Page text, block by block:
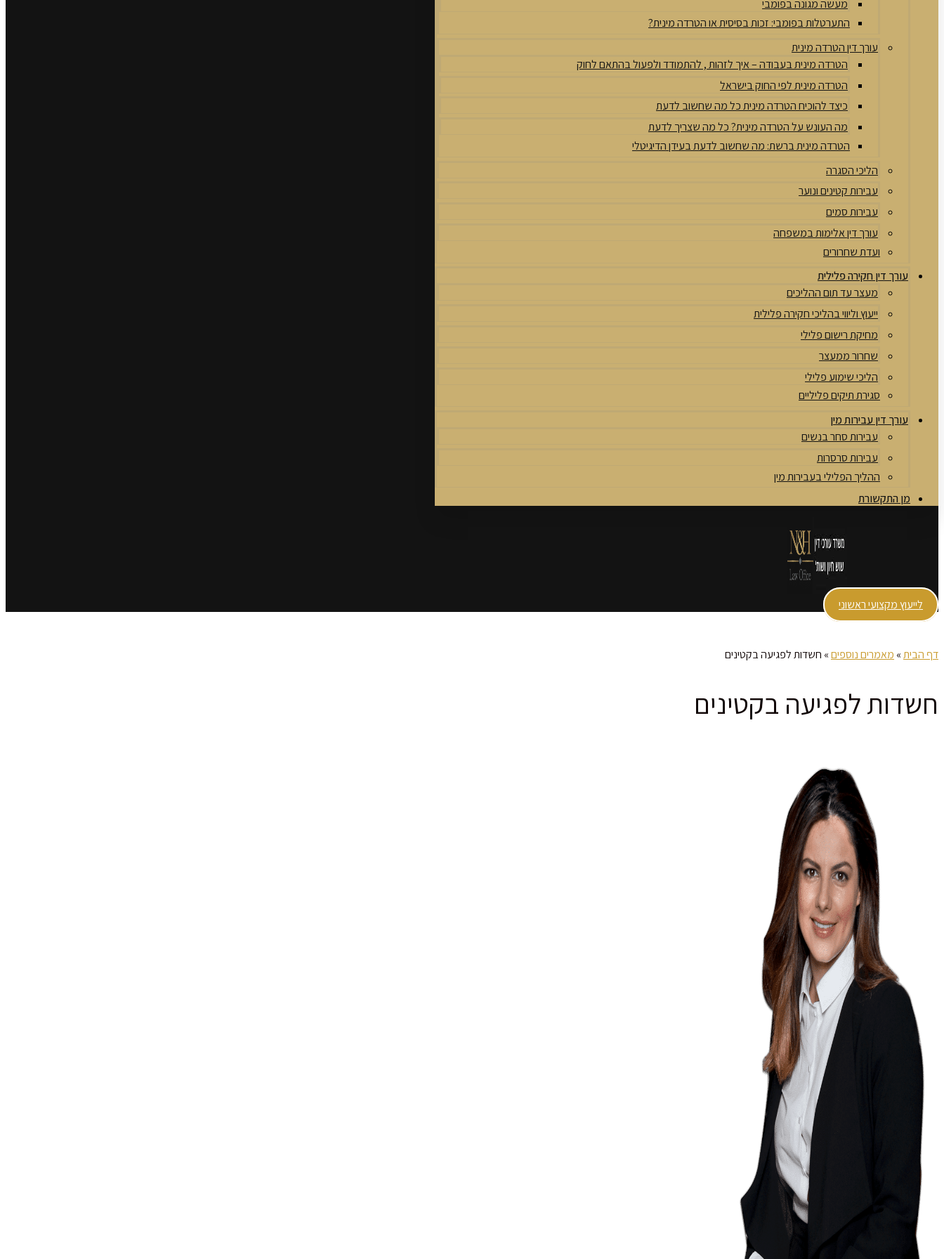
מעשה מגונה בפומבי
התערטלות בפומבי: זכות בסיסית או הטרדה מינית?
עורך דין הטרדה מינית
הטרדה מינית בעבודה – איך לזהות , להתמודד ולפעול בהתאם לחוק
הטרדה מינית לפי החוק בישראל
כיצד להוכיח הטרדה מינית כל מה שחשוב לדעת
מה העונש על הטרדה מינית? כל מה שצריך לדעת
הטרדה מינית ברשת: מה שחשוב לדעת בעידן הדיגיטלי
הליכי הסגרה
עבירות קטינים ונוער
עבירות סמים
עורך דין אלימות במשפחה
ועדת שחרורים
עורך דין חקירה פלילית
מעצר עד תום ההליכים
ייעוץ וליווי בהליכי חקירה פלילית
מחיקת רישום פלילי
שחרור ממעצר
הליכי שימוע פלילי
סגירת תיקים פליליים
עורך דין עבירות מין
עבירות סחר בנשים
עבירות סרסרות
ההליך הפלילי בעבירות מין
מן התקשורת
לייעוץ מקצועי ראשוני
דף הבית» מאמרים נוספים» חשדות לפגיעה בקטינים
חשדות לפגיעה בקטינים